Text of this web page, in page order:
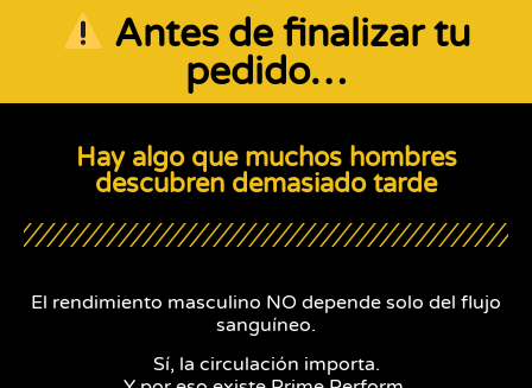
Antes de finalizar tu
pedido…
Hay algo que muchos hombres
descubren demasiado tarde
El rendimiento masculino NO depende solo del flujo
sanguíneo.
Sí, la circulación importa.